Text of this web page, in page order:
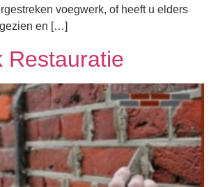
voegwerk, of heeft u elders
en […]
Restauratie